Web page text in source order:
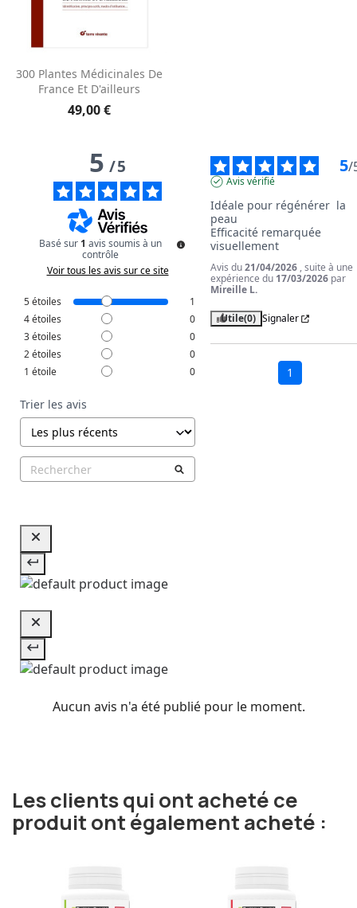
300 Plantes Médicinales De
France Et D'ailleurs
49,00 €
5/5
Basé sur 1 avis soumis à un
contrôle
Voir tous les avis sur ce site
5étoiles
1
4étoiles
0
3étoiles
0
2étoiles
0
1 étoile 0
Trier les avis
5/
Avis vérifié
Idéale pour régénérer  la
peau
Efficacité remarquée
visuellement
Avis du21/04/2026 , suite à une
expérience du 17/03/2026 par
Mireille L.
Utile(0) Signaler
1
Aucun avis n'a été publié pour le moment.
Les clients qui ont acheté ce
produit ont également acheté :